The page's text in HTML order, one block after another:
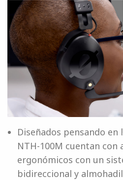
Diseñados pensando en
NTH-100M cuentan con
ergonómicos con un
bidireccional y